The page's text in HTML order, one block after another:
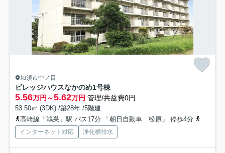
加須市中ノ目
ビレッジハウスなかのめ1号棟
5.56万円～5.62万円 管理/共益費0円
53.50㎡ (3DK) /築28年 /5階建
高崎線「鴻巣」駅 バス17分 「朝日自動車 松原」 停歩4分
インターネット対応 浄化槽排水